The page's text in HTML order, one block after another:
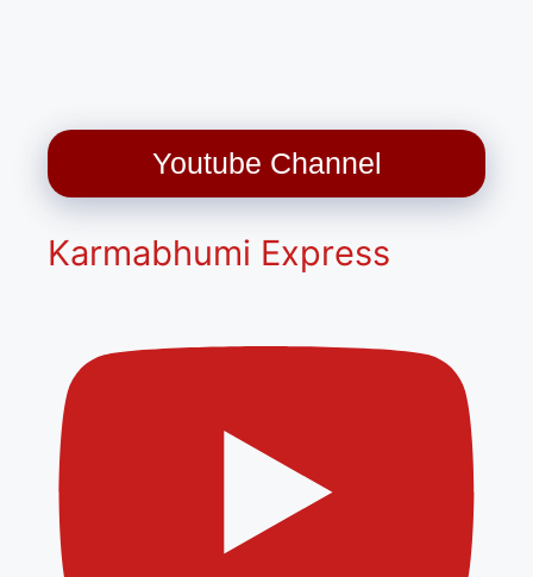
Youtube Channel
Karmabhumi Express